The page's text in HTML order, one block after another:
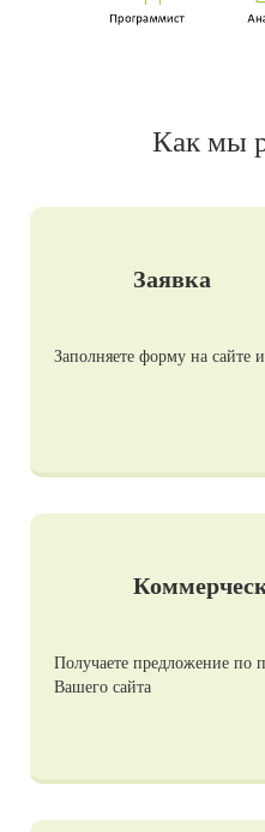
Как мы
Заявка
Заполняете форму на сайте
Получаете предложение по
Вашего сайта